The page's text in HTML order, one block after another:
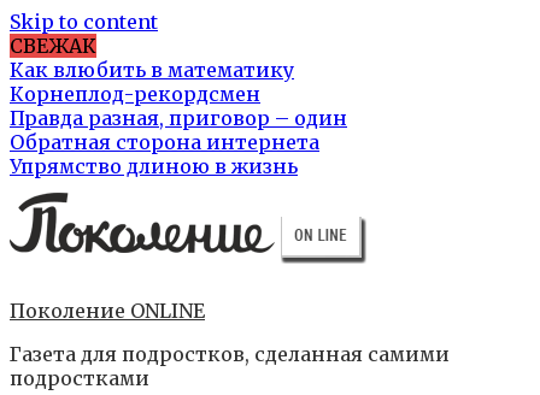
Skip to content
СВЕЖАК
Как влюбить в математику
Корнеплод-рекордсмен
Правда разная, приговор – один
Обратная сторона интернета
Упрямство длиною в жизнь
Поколение ONLINE
Газета для подростков, сделанная самими
подростками